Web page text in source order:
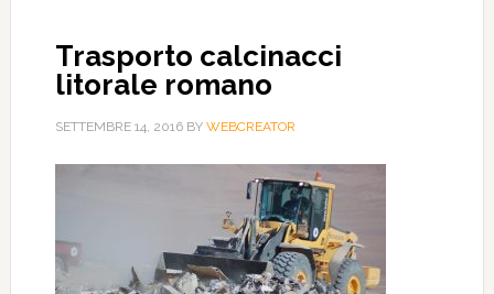
Trasporto calcinacci
litorale romano
SETTEMBRE 14, 2016BY WEBCREATOR